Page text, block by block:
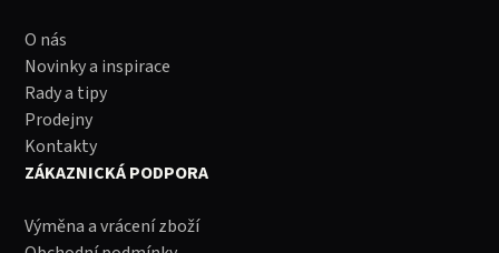
O nás
Novinky a inspirace
Rady a tipy
Prodejny
Kontakty
ZÁKAZNICKÁ PODPORA
Výměna a vrácení zboží